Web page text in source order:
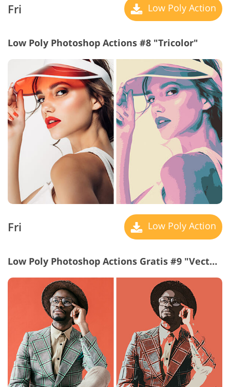
Fri Low Poly Action
Low Poly Photoshop Actions #8 "Tricolor"
Fri Low Poly Action
Low Poly Photoshop Actions Gratis #9 "Vector Cartoon"